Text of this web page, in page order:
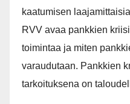
kaatumisen
RVV avaa pankkien
toimintaa ja miten
varaudutaan. Pankkien
tarkoituksena on